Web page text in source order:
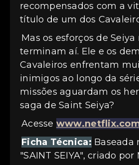
recompensados com a
título de um dos
Mas os esforços de Seiya
terminam aí. Ele e os
Cavaleiros enfrentam
inimigos ao longo da
missões aguardam os
saga de Saint Seiya?
Acesse
Ficha Técnica: Baseada
"SAINT SEIYA", criado por